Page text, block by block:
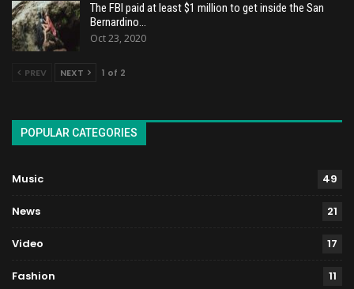
The FBI paid at least $1 million to get inside the San
Bernardino…
Oct 23, 2020
PREV NEXT 1 of 2
POPULAR CATEGORIES
Music 49
News 21
Video 17
Fashion 11